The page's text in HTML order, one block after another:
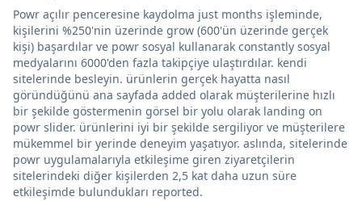
Powr açılır penceresine kaydolma just months işleminde,
kişilerini %250'nin üzerinde grow (600'ün üzerinde gerçek
kişi) başardılar ve powr sosyal kullanarak constantly sosyal
medyalarını 6000'den fazla takipçiye ulaştırdılar. kendi
sitelerinde besleyin. ürünlerin gerçek hayatta nasıl
göründüğünü ana sayfada added olarak müşterilerine hızlı
bir şekilde göstermenin görsel bir yolu olarak landing on
powr slider. ürünlerini iyi bir şekilde sergiliyor ve müşterilere
mükemmel bir yerinde deneyim yaşatıyor. aslında, sitelerinde
powr uygulamalarıyla etkileşime giren ziyaretçilerin
sitelerindeki diğer kişilerden 2,5 kat daha uzun süre
etkileşimde bulundukları reported.